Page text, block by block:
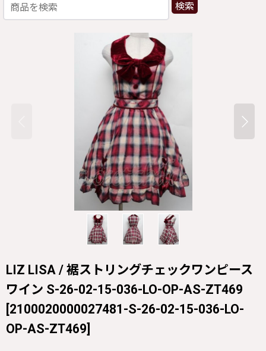
検索
LIZ LISA / 裾ストリングチェックワンピース
ワイン S-26-02-15-036-LO-OP-AS-ZT469
[2100020000027481-S-26-02-15-036-LO-
OP-AS-ZT469]